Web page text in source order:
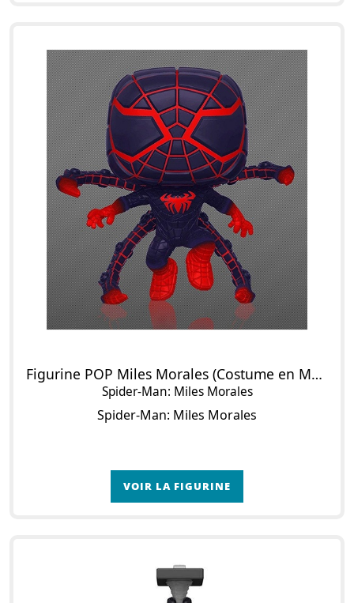
Figurine POP Miles Morales (Costume en Matière Programmable) (Metallic)
Spider-Man: Miles Morales
Spider-Man: Miles Morales
VOIR LA FIGURINE